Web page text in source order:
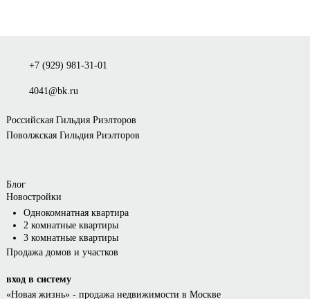
+7 (929) 981-31-01
4041@bk.ru
Российская Гильдия Риэлторов
Поволжская Гильдия Риэлторов
Блог
Новостройки
Однокомнатная квартира
2 комнатные квартиры
3 комнатные квартиры
Продажа домов и участков
вход в систему
«Новая жизнь»- продажа недвижимости в Москве